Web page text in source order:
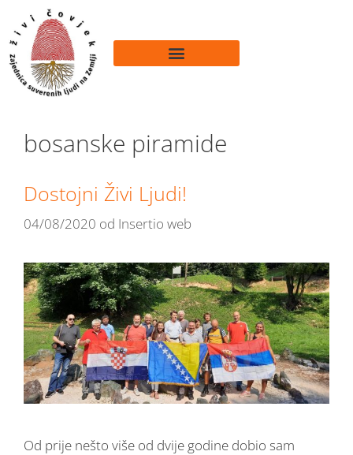
bosanske piramide
Dostojni Živi Ljudi!
04/08/2020 od Insertio web
Od prije nešto više od dvije godine dobio sam